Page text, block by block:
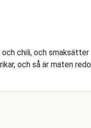
chili, och smaksätter
och så är maten redo